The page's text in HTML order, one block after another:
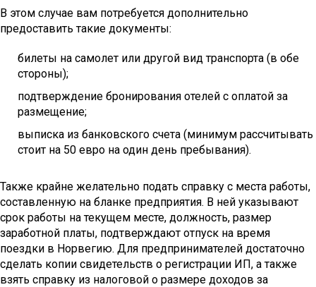
В этом случае вам потребуется дополнительно
предоставить такие документы:
билеты на самолет или другой вид транспорта (в обе
стороны);
подтверждение бронирования отелей с оплатой за
размещение;
выписка из банковского счета (минимум рассчитывать
стоит на 50 евро на один день пребывания).
Также крайне желательно подать справку с места работы,
составленную на бланке предприятия. В ней указывают
срок работы на текущем месте, должность, размер
заработной платы, подтверждают отпуск на время
поездки в Норвегию. Для предпринимателей достаточно
сделать копии свидетельств о регистрации ИП, а также
взять справку из налоговой о размере доходов за